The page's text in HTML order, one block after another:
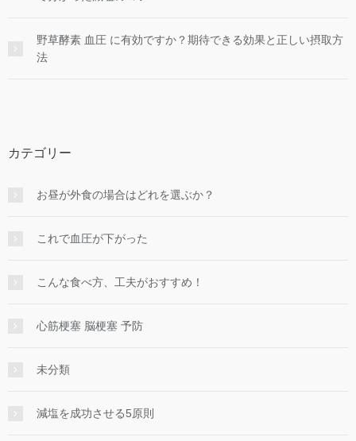
野草酵素 血圧 に有効ですか？期待できる効果と正しい摂取方
法
カテゴリー
お昼が外食の場合はどれを選ぶか？
これで血圧が下がった
こんな食べ方、工夫がおすすめ！
心筋梗塞 脳梗塞 予防
未分類
減塩を成功させる5原則